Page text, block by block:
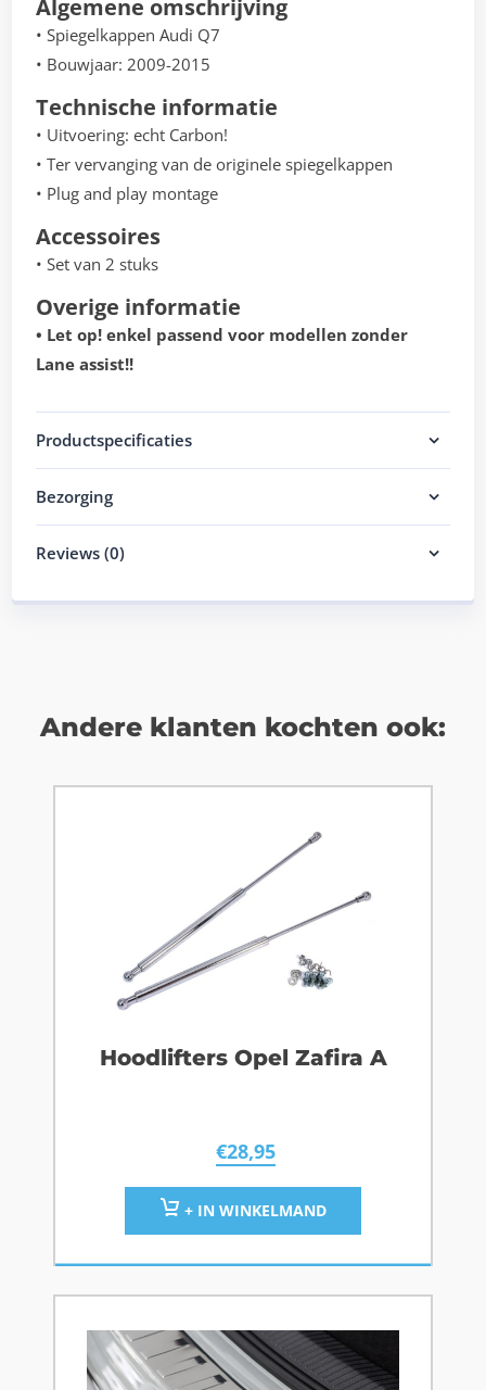
Algemene omschrijving
• Spiegelkappen Audi Q7
• Bouwjaar: 2009-2015
Technische informatie
• Uitvoering: echt Carbon!
• Ter vervanging van de originele spiegelkappen
• Plug and play montage
Accessoires
• Set van 2 stuks
Overige informatie
• Let op! enkel passend voor modellen zonder
Lane assist!!
Productspecificaties
Bezorging
Reviews (0)
Andere klanten kochten ook:
Hoodlifters Opel Zafira A
€28,95
+ IN WINKELMAND